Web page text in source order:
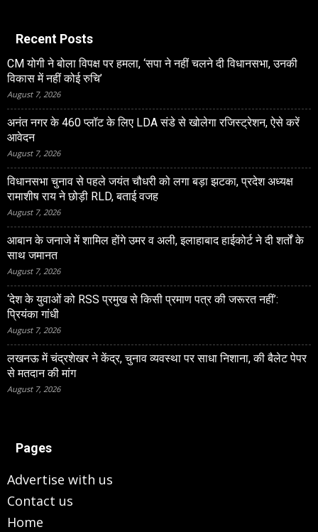
Recent Posts
CM योगी ने बोला विपक्ष पर हमला, ‘सपा ने नहीं चलने दी विधानसभा, उनकी
विकास में नहीं कोई रुचि’
August 7, 2026
अनंत नगर के 460 प्‍लॉट के लिए LDA संडे से खोलेगा रजिस्‍ट्रेशन, ऐसे करें
आवेदन
August 7, 2026
विधानसभा चुनाव से पहले जयंत चौधरी को लगा बड़ा झटका, प्रदेश अध्यक्ष
रामाशीष राय ने छोड़ी RLD, बताई वजह
August 7, 2026
आबान के जनाजे में शामिल होंगे उमर व अली, इलाहाबाद हाईकोर्ट ने दी शर्तों के
साथ जमानत
August 7, 2026
‘देश के युवाओं को RSS प्रमुख से किसी प्रमाण पत्र की जरूरत नहीं’:
प्रियंका गांधी
August 7, 2026
लखनऊ में चंद्रशेखर ने केंद्र, चुनाव व्यवस्था पर साधा निशाना, की बैलेट पेपर
से मतदान की मांग
August 7, 2026
Pages
Advertise with us
Contact us
Home